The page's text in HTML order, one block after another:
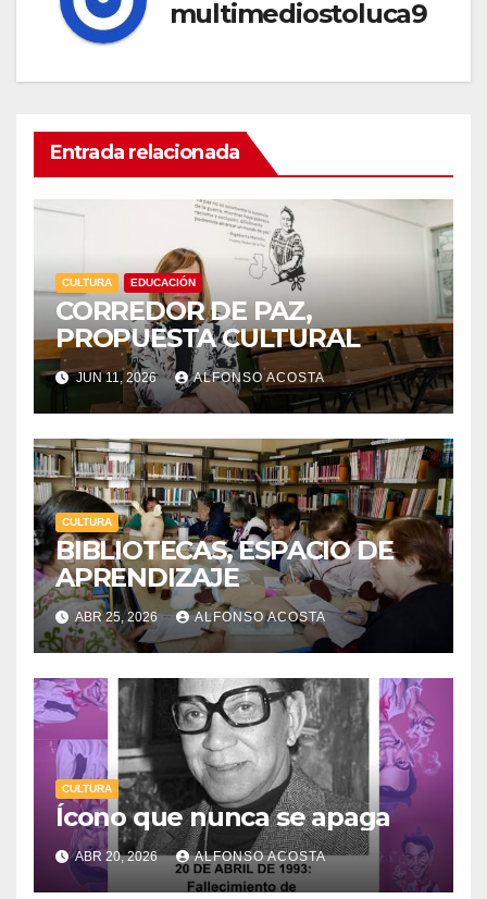
multimediostoluca9
Entrada relacionada
CULTURA EDUCACIÓN
CORREDOR DE PAZ,
PROPUESTA CULTURAL
JUN 11, 2026 ALFONSO ACOSTA
CULTURA
BIBLIOTECAS, ESPACIO DE
APRENDIZAJE
ABR 25, 2026 ALFONSO ACOSTA
CULTURA
Ícono que nunca se apaga
ABR 20, 2026 ALFONSO ACOSTA